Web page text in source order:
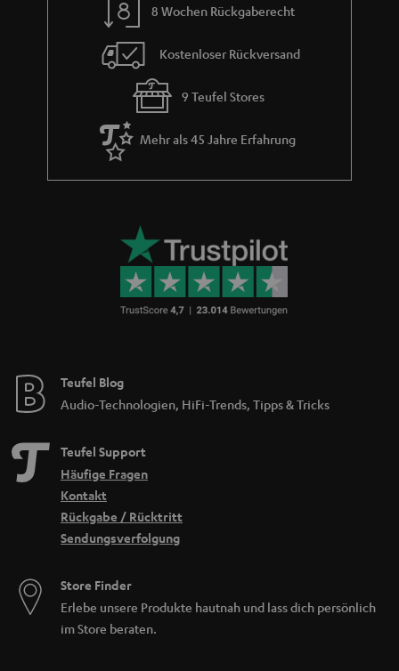
8 Wochen Rückgaberecht
Kostenloser Rückversand
9 Teufel Stores
Mehr als 45 Jahre Erfahrung
Teufel Blog
Audio-Technologien, HiFi-Trends, Tipps & Tricks
Teufel Support
Häufige Fragen
Kontakt
Rückgabe / Rücktritt
Sendungsverfolgung
Store Finder
Erlebe unsere Produkte hautnah und lass dich persönlich
im Store beraten.